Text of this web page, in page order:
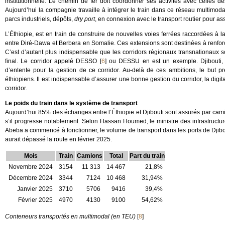
Aujourd’hui la compagnie travaille à intégrer le train dans ce réseau
parcs industriels, dépôts, dry port, en connexion avec le transport routier pour
L’Éthiopie, est en train de construire de nouvelles voies ferrées raccordées
entre Diré-Dawa et Berbera en Somalie. Ces extensions sont destinées à
C’est d’autant plus indispensable que les corridors régionaux
final. Le corridor appelé DESSO [6] ou DESSU en est un exemple.
d’entente pour la gestion de ce corridor. Au-delà de ces ambitions, le but
éthiopiens. Il est indispensable d’assurer une bonne gestion du corridor, la
corridor.
Le poids du train dans le système de transport
Aujourd’hui 85% des échanges entre l’Éthiopie et Djibouti sont assurés par
s’il progresse notablement. Selon Hassan Houmed, le ministre des
Abeba a commencé à fonctionner, le volume de transport dans les ports de
aurait dépassé la route en février 2025.
Mois Train Camions Total
Part du train
Novembre 2024
3154 11 313 14 467
21,8%
Décembre 2024
3344 7124 10 468
31,94%
Janvier 2025
3710 5706 9416
39,4%
Février 2025
4970 4130 9100 54,62%
Conteneurs transportés en multimodal (en TEU) [8]